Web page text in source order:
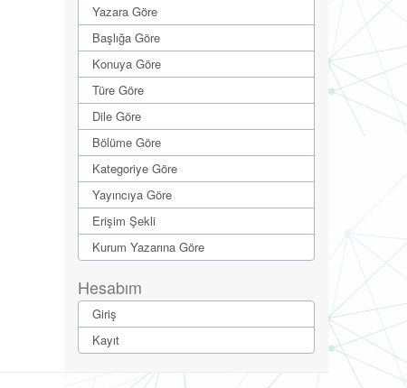
Yazara Göre
Başlığa Göre
Konuya Göre
Türe Göre
Dile Göre
Bölüme Göre
Kategoriye Göre
Yayıncıya Göre
Erişim Şekli
Kurum Yazarına Göre
Hesabım
Giriş
Kayıt